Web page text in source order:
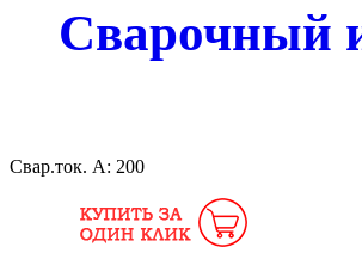
Сварочный
Свар.ток. А: 200